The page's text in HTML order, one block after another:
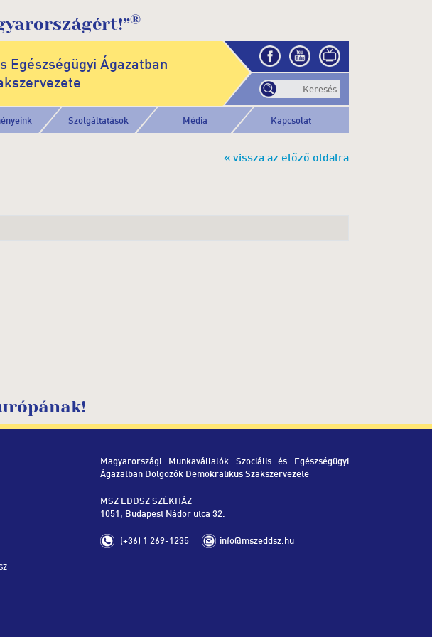
®
Egészségügyi Ágazatban
Szolgáltatások Média Kapcsolat
« vissza az előző oldalra
Magyarországi Munkavállalók Szociális és Egészségügyi
Ágazatban Dolgozók Demokratikus Szakszervezete
MSZ EDDSZ SZÉKHÁZ
1051, Budapest Nádor utca 32.
(+36) 1 269-1235 info@mszeddsz.hu